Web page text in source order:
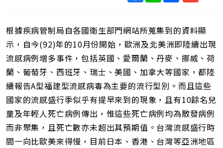
短
網
址
根據疾病管制局自各國衛生部門網站所蒐集到的資料顯
示，自今(92)年的10月份開始，歐洲及北美洲即陸續出現
流感病例增多事件，包括英國、愛爾蘭、丹麥、挪威、荷
蘭、葡萄牙、西班牙、瑞士、美國、加拿大等國家，都陸
續報告A型福建型流感病毒為主要的流行型別。而且這些
國家的流感盛行季似乎有提早來到的現象，且有10餘名兒
童及年輕人死亡病例傳出，惟這些死亡病例均為散發病例
而非聚集，且死亡數亦未超出其預期值。台灣流感盛行時
間一向比歐美來得慢，目前日本、香港、台灣等亞洲地區